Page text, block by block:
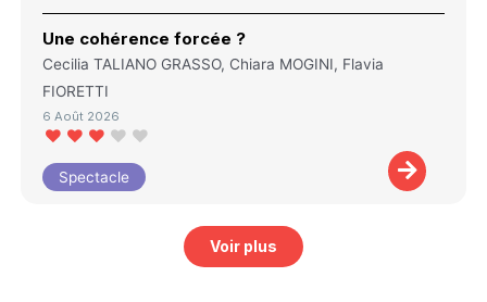
Une cohérence forcée ?
Cecilia TALIANO GRASSO, Chiara MOGINI, Flavia
FIORETTI
6 Août 2026
Spectacle
Voir plus